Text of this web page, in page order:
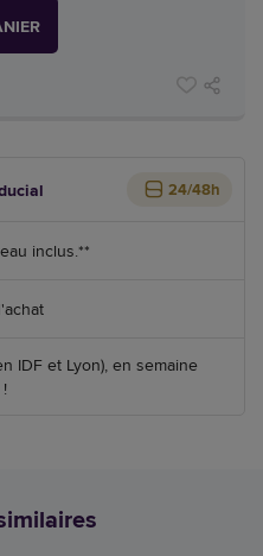
24/48h
inclus.**
IDF et Lyon), en semaine